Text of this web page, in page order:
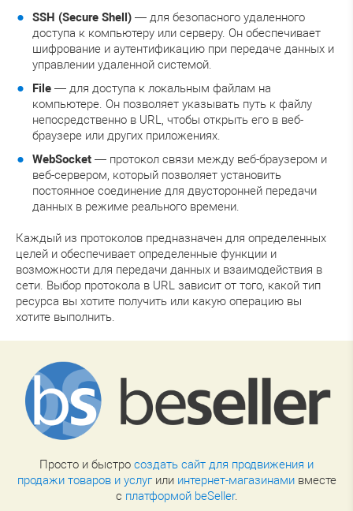
SSH (Secure Shell) — для безопасного удаленного
доступа к компьютеру или серверу. Он обеспечивает
шифрование и аутентификацию при передаче данных и
управлении удаленной системой.
File — для доступа к локальным файлам на
компьютере. Он позволяет указывать путь к файлу
непосредственно в URL, чтобы открыть его в веб-
браузере или других приложениях.
WebSocket — протокол связи между веб-браузером и
веб-сервером, который позволяет установить
постоянное соединение для двусторонней передачи
данных в режиме реального времени.
Каждый из протоколов предназначен для определенных
целей и обеспечивает определенные функции и
возможности для передачи данных и взаимодействия в
сети. Выбор протокола в URL зависит от того, какой тип
ресурса вы хотите получить или какую операцию вы
хотите выполнить.
Просто и быстро создать сайт для продвижения и
продажи товаров и услугили интернет-магазинамивместе
с платформой beSeller.